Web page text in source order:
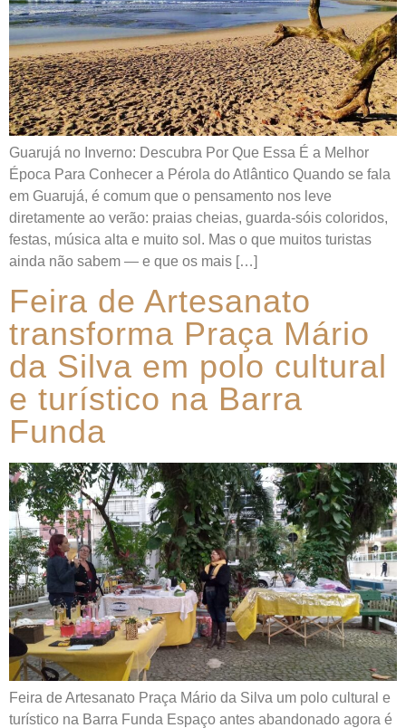
Guarujá no Inverno: Descubra Por Que Essa É a Melhor
Época Para Conhecer a Pérola do Atlântico Quando se fala
em Guarujá, é comum que o pensamento nos leve
diretamente ao verão: praias cheias, guarda-sóis coloridos,
festas, música alta e muito sol. Mas o que muitos turistas
ainda não sabem — e que os mais […]
Feira de Artesanato
transforma Praça Mário
da Silva em polo cultural
e turístico na Barra
Funda
Feira de Artesanato Praça Mário da Silva um polo cultural e
turístico na Barra Funda Espaço antes abandonado agora é